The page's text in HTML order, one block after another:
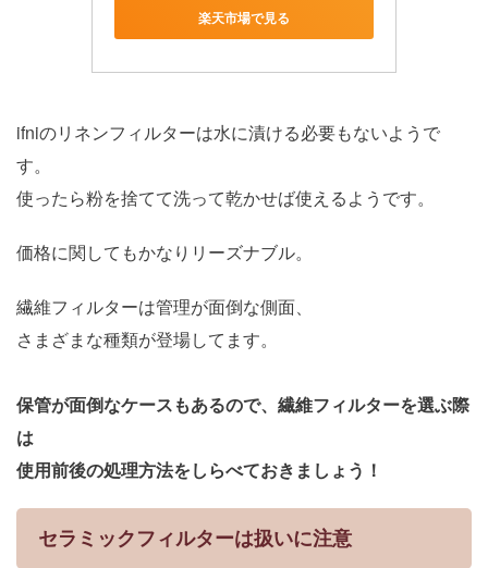
楽天市場で見る
ifniのリネンフィルターは水に漬ける必要もないようで
す。
使ったら粉を捨てて洗って乾かせば使えるようです。
価格に関してもかなりリーズナブル。
繊維フィルターは管理が面倒な側面、
さまざまな種類が登場してます。
保管が面倒なケースもあるので、繊維フィルターを選ぶ際
は
使用前後の処理方法をしらべておきましょう！
セラミックフィルターは扱いに注意